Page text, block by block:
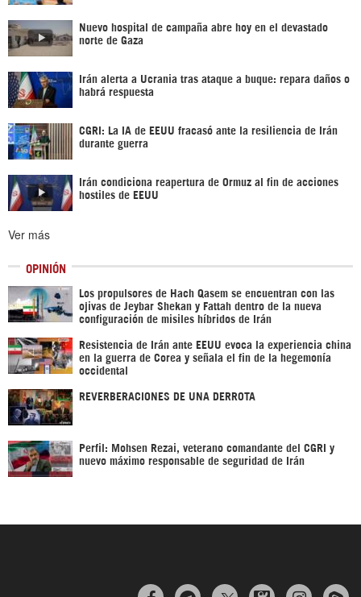
Nuevo hospital de campaña abre hoy en el devastado
norte de Gaza
Irán alerta a Ucrania tras ataque a buque: repara daños o
habrá respuesta
CGRI: La IA de EEUU fracasó ante la resiliencia de Irán
durante guerra
Irán condiciona reapertura de Ormuz al fin de acciones
hostiles de EEUU
Ver más
OPINIÓN
Los propulsores de Hach Qasem se encuentran con las
ojivas de Jeybar Shekan y Fattah dentro de la nueva
configuración de misiles híbridos de Irán
Resistencia de Irán ante EEUU evoca la experiencia china
en la guerra de Corea y señala el fin de la hegemonía
occidental
REVERBERACIONES DE UNA DERROTA
Perfil: Mohsen Rezai, veterano comandante del CGRI y
nuevo máximo responsable de seguridad de Irán